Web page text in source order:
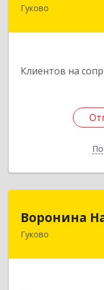
Гуково
Клиентов на
Воронина
Гуково
Воронина